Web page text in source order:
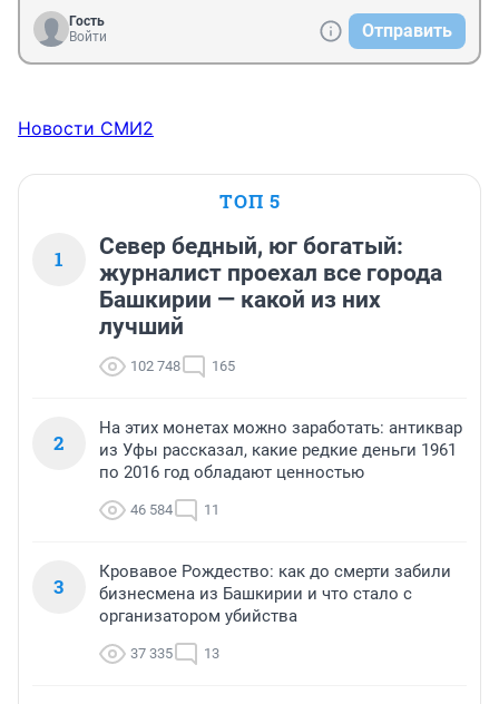
Гость
Войти
Отправить
Новости СМИ2
ТОП 5
1
Север бедный, юг богатый:
журналист проехал все города
Башкирии — какой из них
лучший
102 748 165
2
На этих монетах можно заработать: антиквар
из Уфы рассказал, какие редкие деньги 1961
по 2016 год обладают ценностью
46 584 11
3
Кровавое Рождество: как до смерти забили
бизнесмена из Башкирии и что стало с
организатором убийства
37 335 13